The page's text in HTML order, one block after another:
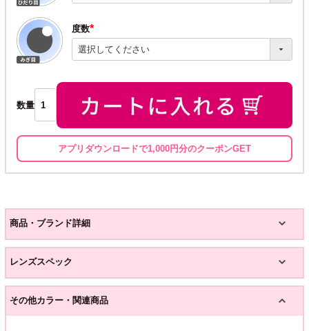
度数
(必
須)
数量
アプリダウンロードで1,000円分のクーポンGET
商品・ブランド詳細
レンズスペック
その他カラー・関連商品